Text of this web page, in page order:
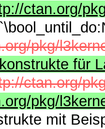
ctan.org/
pkg/
für
ctan.org/
pkg/
mit